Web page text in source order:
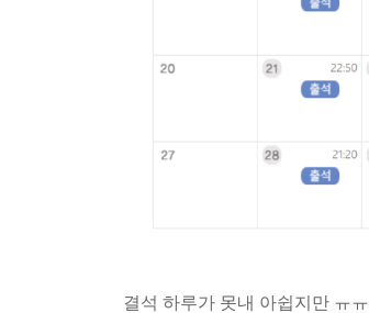
결석 하루가 못내 아쉽지만 ㅠㅠ